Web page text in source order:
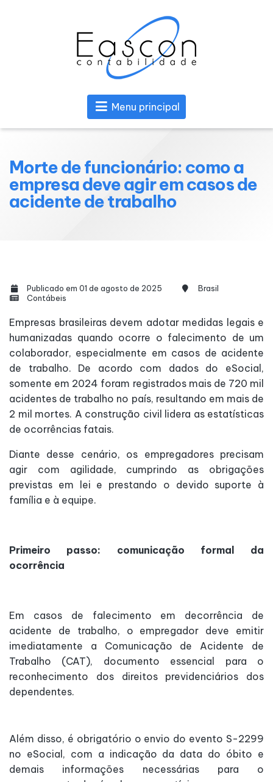
Menu principal
Morte de funcionário: como a
empresa deve agir em casos de
acidente de trabalho
Publicado em 01 de agosto de 2025
Brasil
Contábeis
Empresas brasileiras devem adotar medidas legais e
humanizadas quando ocorre o falecimento de um
colaborador, especialmente em casos de acidente
de trabalho. De acordo com dados do eSocial,
somente em 2024 foram registrados mais de 720 mil
acidentes de trabalho no país, resultando em mais de
2 mil mortes. A construção civil lidera as estatísticas
de ocorrências fatais.
Diante desse cenário, os empregadores precisam
agir com agilidade, cumprindo as obrigações
previstas em lei e prestando o devido suporte à
família e à equipe.
Primeiro passo: comunicação formal da
ocorrência
Em casos de falecimento em decorrência de
acidente de trabalho, o empregador deve emitir
imediatamente a Comunicação de Acidente de
Trabalho (CAT), documento essencial para o
reconhecimento dos direitos previdenciários dos
dependentes.
Além disso, é obrigatório o envio do evento S-2299
no eSocial, com a indicação da data do óbito e
demais informações necessárias para o